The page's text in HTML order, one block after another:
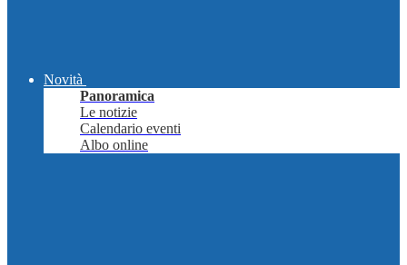
Novità
Panoramica
Le notizie
Calendario eventi
Albo online